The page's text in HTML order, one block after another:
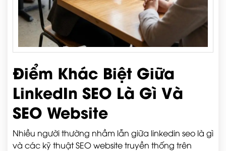
Điểm Khác Biệt Giữa
LinkedIn SEO Là Gì Và
SEO Website
Nhiều người thường nhầm lẫn giữa linkedin seo là gì
và các kỹ thuật SEO website truyền thống trên